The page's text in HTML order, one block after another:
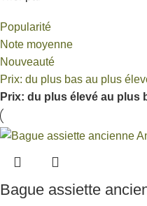
Popularité
Note moyenne
Nouveauté
Prix: du plus bas au plus
Prix: du plus élevé au plus
Bague assiette